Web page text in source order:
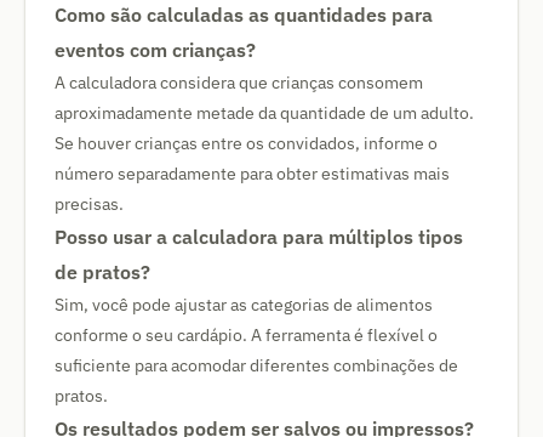
Como são calculadas as quantidades para
eventos com crianças?
A calculadora considera que crianças consomem
aproximadamente metade da quantidade de um adulto.
Se houver crianças entre os convidados, informe o
número separadamente para obter estimativas mais
precisas.
Posso usar a calculadora para múltiplos tipos
de pratos?
Sim, você pode ajustar as categorias de alimentos
conforme o seu cardápio. A ferramenta é flexível o
suficiente para acomodar diferentes combinações de
pratos.
Os resultados podem ser salvos ou impressos?